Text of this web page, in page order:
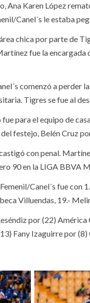
Ana Karen López
Canel´s le estaba
chica por parte de
fue la
comenzó a perder
Tigres se fue al
para el equipo de
festejo, Belén Cruz
con penal.
90 en la LIGA BBVA
Canel´s fue con
Villuendas, 19.-
por (22)
Fany Izaguirre por